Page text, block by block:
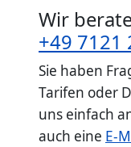
Wir
+49 7121
Sie haben
Tarifen oder
uns einfach
auch eine E-